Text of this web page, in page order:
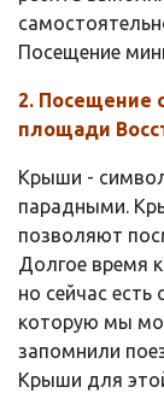
Посещение
2. Посещение
площади
Крыши -
парадными.
позволяют
Долгое время
но сейчас
которую мы
запомнили
Крыши для